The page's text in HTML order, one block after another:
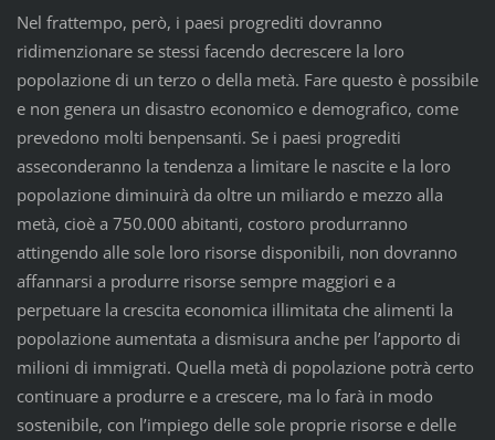
Nel frattempo, però, i paesi progrediti dovranno
ridimenzionare se stessi facendo decrescere la loro
popolazione di un terzo o della metà. Fare questo è possibile
e non genera un disastro economico e demografico, come
prevedono molti benpensanti. Se i paesi progrediti
asseconderanno la tendenza a limitare le nascite e la loro
popolazione diminuirà da oltre un miliardo e mezzo alla
metà, cioè a 750.000 abitanti, costoro produrranno
attingendo alle sole loro risorse disponibili, non dovranno
affannarsi a produrre risorse sempre maggiori e a
perpetuare la crescita economica illimitata che alimenti la
popolazione aumentata a dismisura anche per l’apporto di
milioni di immigrati. Quella metà di popolazione potrà certo
continuare a produrre e a crescere, ma lo farà in modo
sostenibile, con l’impiego delle sole proprie risorse e delle